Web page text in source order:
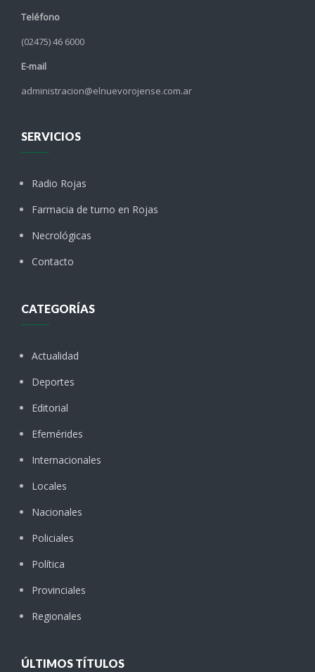
Teléfono
(02475) 46 6000
E-mail
administracion@elnuevorojense.com.ar
SERVICIOS
Radio Rojas
Farmacia de turno en Rojas
Necrológicas
Contacto
CATEGORÍAS
Actualidad
Deportes
Editorial
Efemérides
Internacionales
Locales
Nacionales
Policiales
Política
Provinciales
Regionales
ÚLTIMOS TÍTULOS